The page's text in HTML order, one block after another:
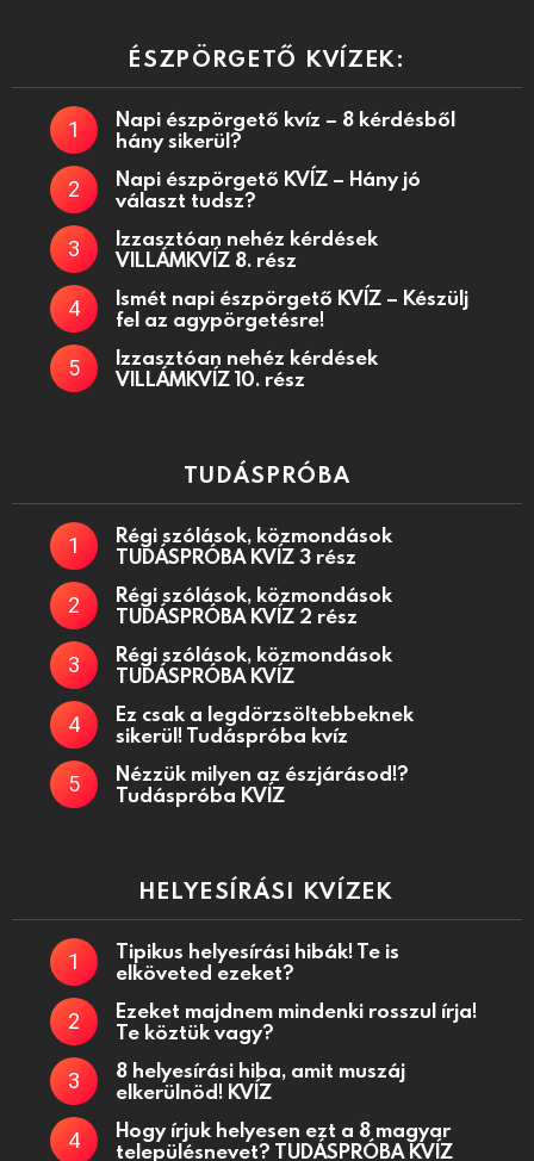
ÉSZPÖRGETŐ KVÍZEK:
Napi észpörgető kvíz – 8 kérdésből
hány sikerül?
Napi észpörgető KVÍZ – Hány jó
választ tudsz?
Izzasztóan nehéz kérdések
VILLÁMKVÍZ 8. rész
Ismét napi észpörgető KVÍZ – Készülj
fel az agypörgetésre!
Izzasztóan nehéz kérdések
VILLÁMKVÍZ 10. rész
TUDÁSPRÓBA
Régi szólások, közmondások
TUDÁSPRÓBA KVÍZ 3 rész
Régi szólások, közmondások
TUDÁSPRÓBA KVÍZ 2 rész
Régi szólások, közmondások
TUDÁSPRÓBA KVÍZ
Ez csak a legdörzsöltebbeknek
sikerül! Tudáspróba kvíz
Nézzük milyen az észjárásod!?
Tudáspróba KVÍZ
HELYESÍRÁSI KVÍZEK
Tipikus helyesírási hibák! Te is
elköveted ezeket?
Ezeket majdnem mindenki rosszul írja!
Te köztük vagy?
8 helyesírási hiba, amit muszáj
elkerülnöd! KVÍZ
Hogy írjuk helyesen ezt a 8 magyar
településnevet? TUDÁSPRÓBA KVÍZ